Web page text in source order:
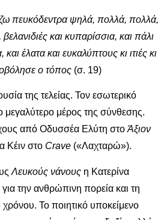
πευκόδεντρα ψηλά, πολλά, πολλά,
βελανιδιές και κυπαρίσσια, και πάλι
έλατα και ευκαλύπτους κι ιτιές κι
ο τόπος (σ. 19)
της τελείας. Τον εσωτερικό
μεγαλύτερο μέρος της σύνθεσης.
από Οδυσσέα Ελύτη στοΆξιον
Κέιν στο Crave («Λαχταρώ»).
Λευκούς νάνους η Κατερίνα
την ανθρώπινη πορεία και τη
χρόνου. Το ποιητικό υποκείμενο